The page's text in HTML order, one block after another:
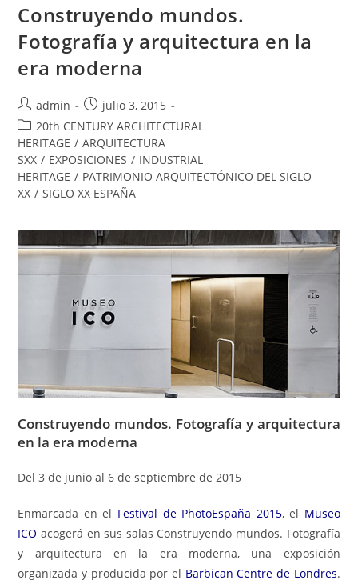
Construyendo mundos.
Fotografía y arquitectura en la
era moderna
admin
julio 3, 2015
20th CENTURY ARCHITECTURAL
HERITAGE / ARQUITECTURA
SXX / EXPOSICIONES / INDUSTRIAL
HERITAGE / PATRIMONIO ARQUITECTÓNICO DEL SIGLO
XX / SIGLO XX ESPAÑA
Construyendo mundos. Fotografía y arquitectura
en la era moderna
Del 3 de junio al 6 de septiembre de 2015
Enmarcada en el Festival de PhotoEspaña 2015, el Museo
ICO acogerá en sus salas Construyendo mundos. Fotografía
y arquitectura en la era moderna, una exposición
organizada y producida por el Barbican Centre de Londres.